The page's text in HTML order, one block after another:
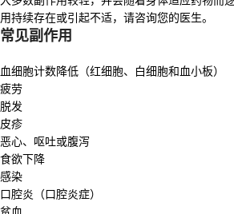
用持续存在或引起不适，请咨询您的医生。
常见副作用
血细胞计数降低（红细胞、白细胞和血小板）
疲劳
脱发
皮疹
恶心、呕吐或腹泻
食欲下降
感染
口腔炎（口腔炎症）